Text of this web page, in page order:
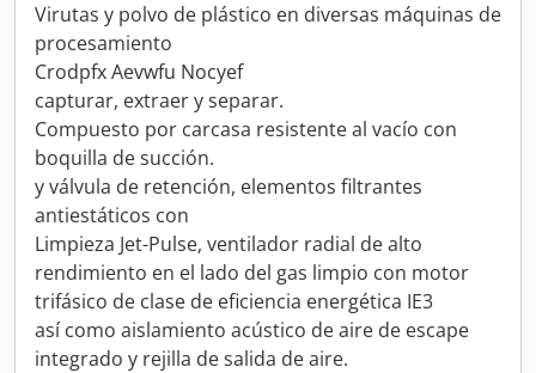
Virutas y polvo de plástico en diversas máquinas de
procesamiento
Crodpfx Aevwfu Nocyef
capturar, extraer y separar.
Compuesto por carcasa resistente al vacío con
boquilla de succión.
y válvula de retención, elementos filtrantes
antiestáticos con
Limpieza Jet-Pulse, ventilador radial de alto
rendimiento en el lado del gas limpio con motor
trifásico de clase de eficiencia energética IE3
así como aislamiento acústico de aire de escape
integrado y rejilla de salida de aire.